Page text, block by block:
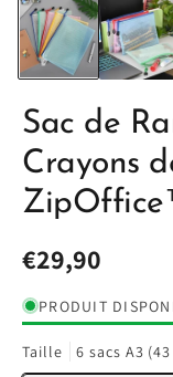
Sac de
Crayons
Prix
habituel
€29,90
PRODUIT
Taille 6 sacs A3